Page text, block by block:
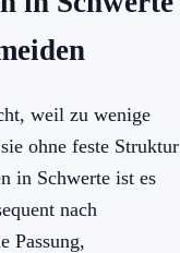
weil zu wenige
ohne feste Struktur
in Schwerte ist es
nach
Passung,